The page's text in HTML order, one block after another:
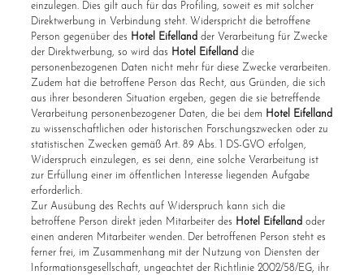
einzulegen. Dies gilt auch für das Profiling, soweit es mit solcher
Direktwerbung in Verbindung steht. Widerspricht die betroffene
Person gegenüber des Hotel Eifelland der Verarbeitung für Zwecke
der Direktwerbung, so wird das Hotel Eifelland die
personenbezogenen Daten nicht mehr für diese Zwecke verarbeiten.
Zudem hat die betroffene Person das Recht, aus Gründen, die sich
aus ihrer besonderen Situation ergeben, gegen die sie betreffende
Verarbeitung personenbezogener Daten, die bei dem Hotel Eifelland
zu wissenschaftlichen oder historischen Forschungszwecken oder zu
statistischen Zwecken gemäß Art. 89 Abs. 1 DS-GVO erfolgen,
Widerspruch einzulegen, es sei denn, eine solche Verarbeitung ist
zur Erfüllung einer im öffentlichen Interesse liegenden Aufgabe
erforderlich.
Zur Ausübung des Rechts auf Widerspruch kann sich die
betroffene Person direkt jeden Mitarbeiter des Hotel Eifelland oder
einen anderen Mitarbeiter wenden. Der betroffenen Person steht es
ferner frei, im Zusammenhang mit der Nutzung von Diensten der
Informationsgesellschaft, ungeachtet der Richtlinie 2002/58/EG, ihr